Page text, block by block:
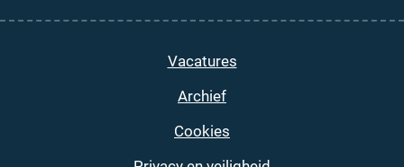
Vacatures
Archief
Cookies